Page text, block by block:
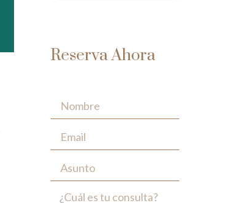
Reserva Ahora